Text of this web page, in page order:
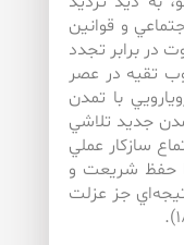
و قوانين
در برابر تجدد
تقيه در عصر
با تمدن
جديد تلاشي
سازكار عملي
حفظ شريعت و
جز عزلت